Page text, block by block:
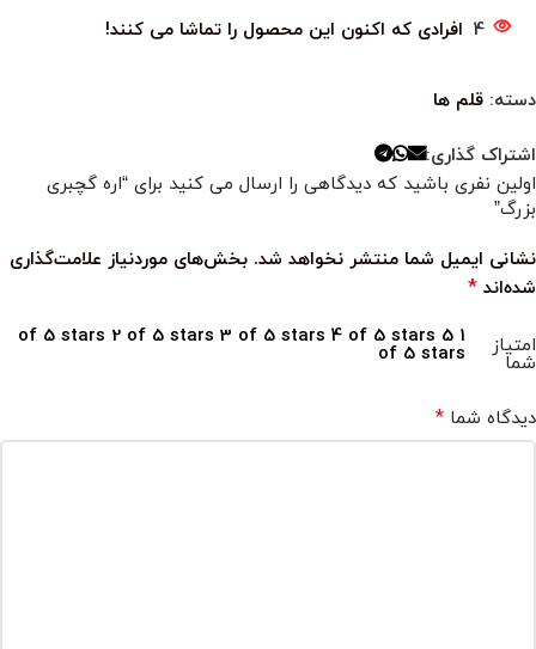
4 افرادی که اکنون این محصول را تماشا می کنند!
دسته: قلم ها
اشتراک گذاری:
اولین نفری باشید که دیدگاهی را ارسال می کنید برای “اره گچبری
بزرگ”
نشانی ایمیل شما منتشر نخواهد شد. بخش‌های موردنیاز علامت‌گذاری
شده‌اند *
امتیاز
شما
1 of 5 stars
2 of 5 stars 3 of 5 stars 4 of 5 stars 5
of 5 stars
دیدگاه شما *